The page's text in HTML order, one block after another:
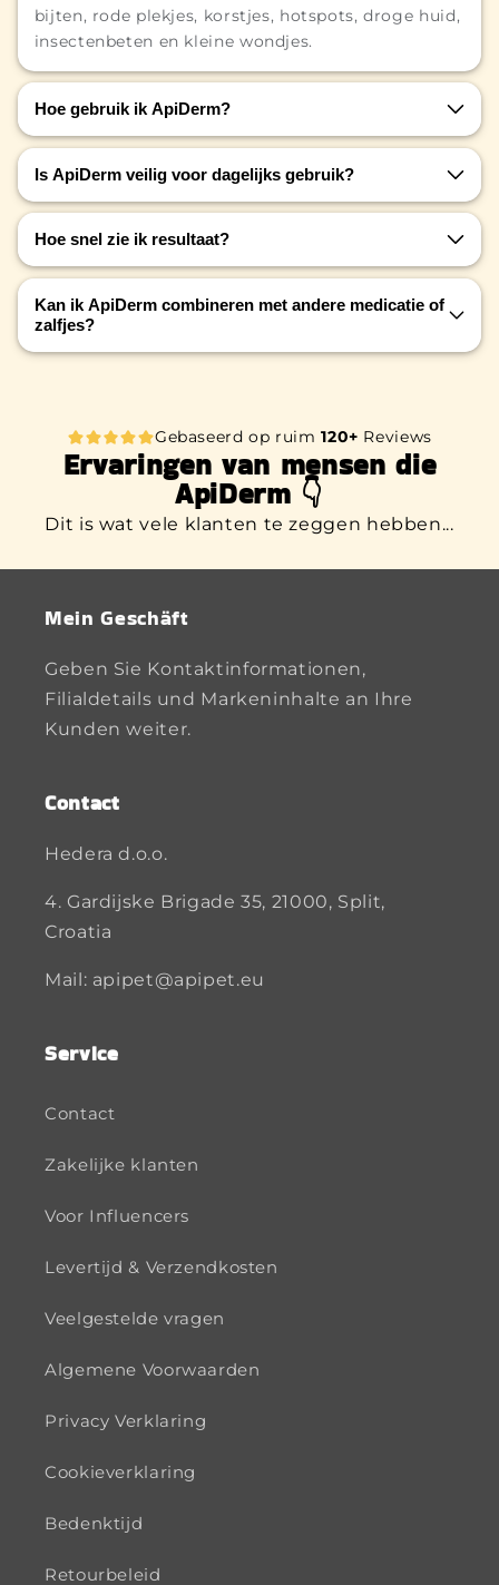
bijten, rode plekjes, korstjes, hotspots, droge huid,
insectenbeten en kleine wondjes.
Hoe gebruik ik ApiDerm?
Spray ApiDerm direct op de aangedane plek, 1 tot
2 keer per dag. Niet afspoelen. Laat het intrekken
en voorkom dat je hond eraan likt in de eerste
Is ApiDerm veilig voor dagelijks gebruik?
Ja, alle ingrediënten zijn 100% natuurlijk en veilig
voor dagelijks gebruik, ook op langere termijn.
Hoe snel zie ik resultaat?
Bij lichte irritatie zie je vaak binnen 1–3 dagen
verbetering. Bij hardnekkige klachten kan het
enkele dagen langer duren.
Kan ik ApiDerm combineren met andere medicatie of
zalfjes?
Gebaseerd op ruim120+ Reviews
Ervaringen van mensen die
ApiDerm 👇
Dit is wat vele klanten te zeggen hebben...
Mein Geschäft
Geben Sie Kontaktinformationen,
Filialdetails und Markeninhalte an Ihre
Kunden weiter.
Contact
Hedera d.o.o.
4. Gardijske Brigade 35, 21000, Split,
Croatia
Mail: apipet@apipet.eu
Service
Contact
Zakelijke klanten
Voor Influencers
Levertijd & Verzendkosten
Veelgestelde vragen
Algemene Voorwaarden
Privacy Verklaring
Cookieverklaring
Bedenktijd
Retourbeleid